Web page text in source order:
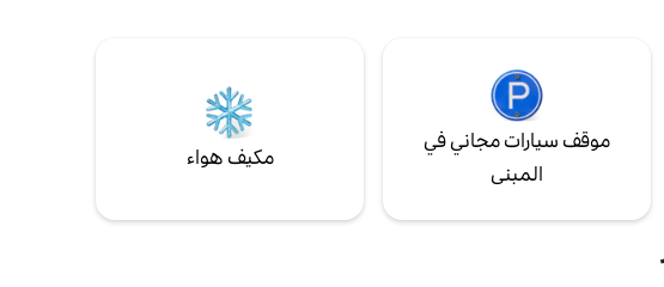
موقف سيارات مجاني في
المبنى
مكيف هواء